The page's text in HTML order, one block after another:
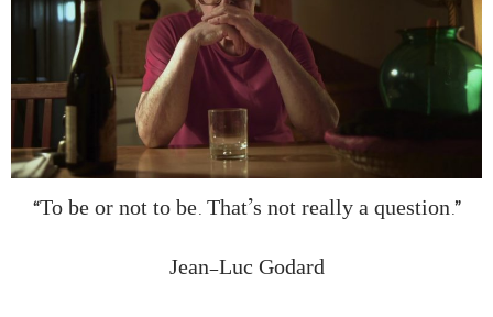
“To be or not to be. That’s not really a question.”
Jean-Luc Godard